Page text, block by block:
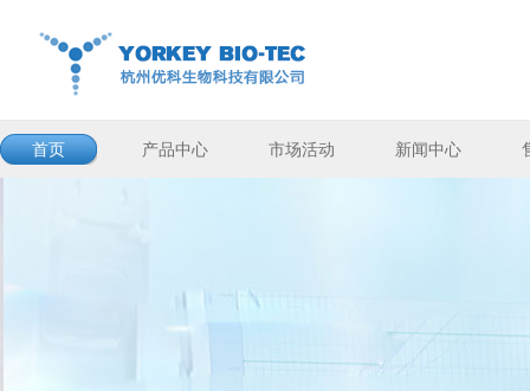
首页 产品中心 市场活动 新闻中心